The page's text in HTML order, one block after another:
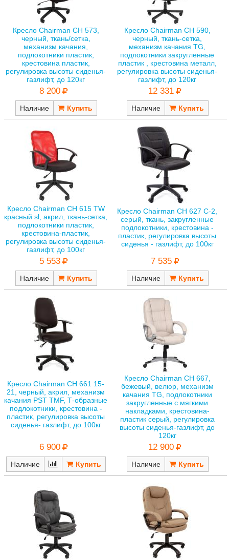
Кресло Chairman CH 573,
черный, ткань/сетка,
механизм качания,
подлокотники пластик,
крестовина пластик,
регулировка высоты сиденья-
газлифт, до 120кг
8 200
Наличие
Кресло Chairman CH 590,
черный, ткань-сетка,
механизм качания TG,
подлокотники закругленные
пластик , крестовина металл,
регулировка высоты сиденья-
газлифт, до 120кг
12 331
Наличие
Кресло Chairman CH 615 TW
красный sl, акрил, ткань-сетка,
подлокотники пластик,
крестовина-пластик,
регулировка высоты сиденья-
газлифт, до 100кг
5 553
Наличие
Кресло Chairman CH 627 С-2,
серый, ткань, закругленные
подлокотники, крестовина -
пластик, регулировка высоты
сиденья - газлифт, до 100кг
7 535
Наличие
Кресло Chairman CH 661 15-
21, черный, акрил, механизм
качания PST TMF, Т-образные
подлокотники, крестовина -
пластик, регулировка высоты
сиденья- газлифт, до 100кг
6 900
Наличие
Кресло Chairman CH 667,
бежевый, велюр, механизм
качания TG, подлокотники
закругленные с мягкими
накладками, крестовина-
пластик серый, регулировка
высоты сиденья-газлифт, до
120кг
12 900
Наличие